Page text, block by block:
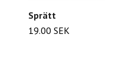
Sprätt
19.00 SEK